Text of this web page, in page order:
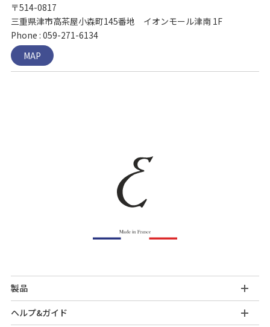
〒514-0817
三重県津市高茶屋小森町145番地 イオンモール津南 1F
Phone : 059-271-6134
MAP
製品
ヘルプ&ガイド